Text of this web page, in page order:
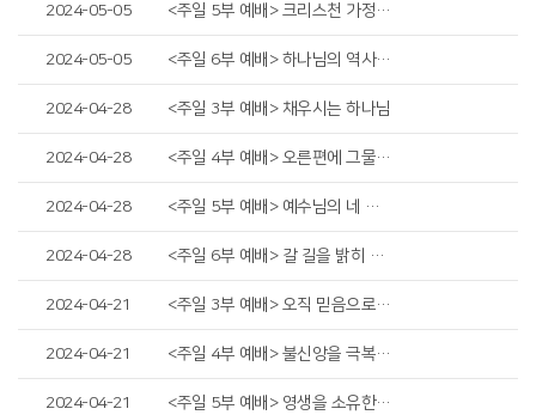
2024-05-05 <주일 5부 예배> 크리스천 가정 세우기
2024-05-05 <주일 6부 예배> 하나님의 역사하심
2024-04-28 <주일 3부 예배> 채우시는 하나님
2024-04-28 <주일 4부 예배> 오른편에 그물을 던지라
2024-04-28 <주일 5부 예배> 예수님의 네 가지 증언
2024-04-28 <주일 6부 예배> 갈 길을 밝히 보이시다
2024-04-21 <주일 3부 예배> 오직 믿음으로 구하라
2024-04-21 <주일 4부 예배> 불신앙을 극복하라
2024-04-21 <주일 5부 예배> 영생을 소유한 연약한 인간